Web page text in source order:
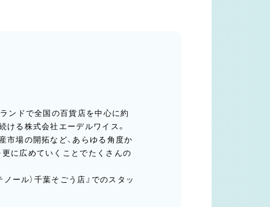
ンドで全国の百貨店を中心に約
ける株式会社エーデルワイス。
市場の開拓など、あらゆる角度か
更に広めていくことでたくさんの
ール）千葉そごう店』でのスタッ